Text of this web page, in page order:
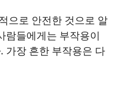
으로 안전한 것으로 알
람들에게는 부작용이
가장 흔한 부작용은 다